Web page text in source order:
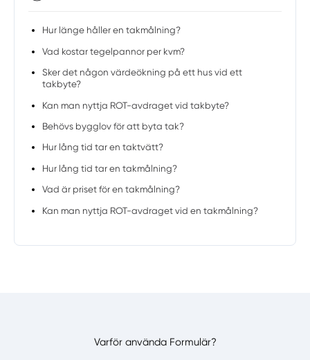
Hur länge håller en takmålning?
Vad kostar tegelpannor per kvm?
Sker det någon värdeökning på ett hus vid ett
takbyte?
Kan man nyttja ROT-avdraget vid takbyte?
Behövs bygglov för att byta tak?
Hur lång tid tar en taktvätt?
Hur lång tid tar en takmålning?
Vad är priset för en takmålning?
Kan man nyttja ROT-avdraget vid en takmålning?
Varför använda Formulär?